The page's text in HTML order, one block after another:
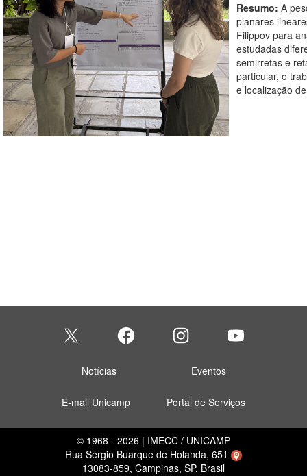
Resumo: A
planares
Filippov para
estudadas
semirretas e
particular, o
e localização
Notícias Eventos
E-mail Unicamp Portal de Serviços
© 1968 - 2026 | IMECC / UNICAMP
Rua Sérgio Buarque de Holanda, 651
13083-859, Campinas, SP, Brasil